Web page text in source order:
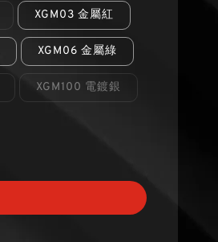
XGM03 金屬紅
XGM06 金屬綠
XGM100 電鍍銀